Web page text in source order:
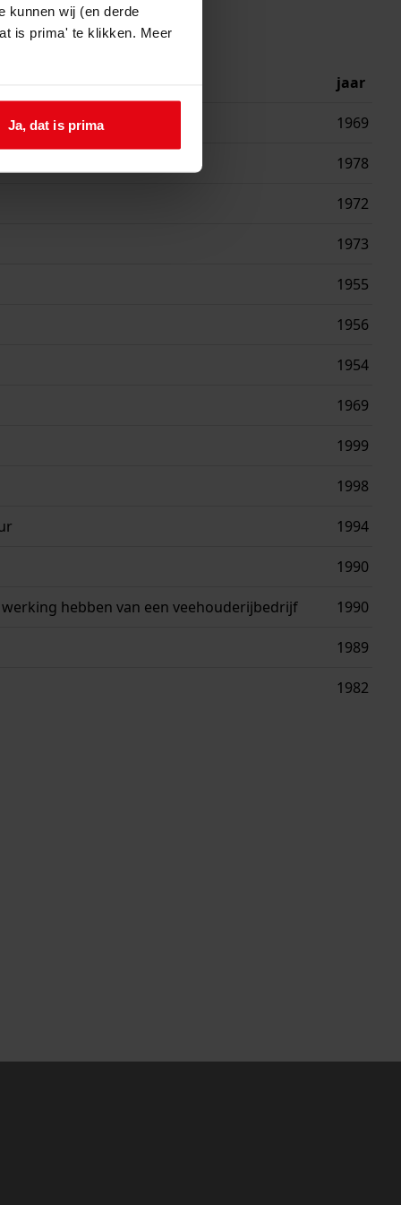
kunnen wij (en derde
is prima' te klikken. Meer
Ja, dat is prima
jaar
1969
1978
1972
1973
1955
1956
1954
1969
1999
1998
1994
1990
hebben van een veehouderijbedrijf 1990
1989
1982